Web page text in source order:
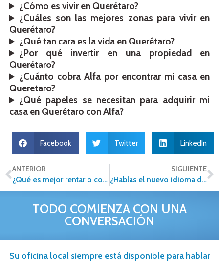
¿Cómo es vivir en Querétaro?
¿Cuáles son las mejores zonas para vivir en
Querétaro?
¿Qué tan cara es la vida en Querétaro?
¿Por qué invertir en una propiedad en
Querétaro?
¿Cuánto cobra Alfa por encontrar mi casa en
Queretaro?
¿Qué papeles se necesitan para adquirir mi
casa en Querétaro con Alfa?
Facebook Twitter LinkedIn
ANTERIOR
¿Qué es mejor rentar o comprar casa? Ventajas, diferencias y cómo tomar la mejor decisión
SIGUIENTE
¿Hablas el nuevo idioma del sector inmobiliario?
TODO COMIENZA CON UNA
CONVERSACIÓN
Su oficina local siempre está disponible para hablar